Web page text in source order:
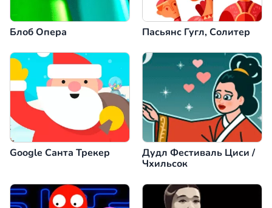
Блоб Опера Пасьянс Гугл, Солитер
Google Санта Трекер
Дудл Фестиваль Циси /
Чхильсок